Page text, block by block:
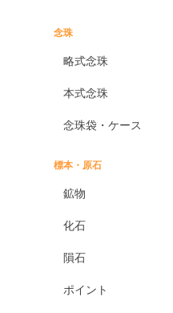
念珠
略式念珠
本式念珠
念珠袋・ケース
標本・原石
鉱物
化石
隕石
ポイント